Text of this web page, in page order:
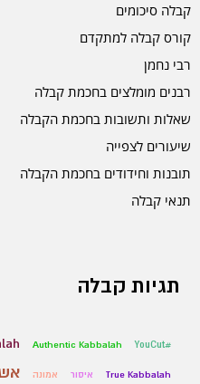
קבלה סיכומים
קורס קבלה למתקדם
רבי נחמן
רבנים מומלצים בחכמת קבלה
שאלות ותשובות בחכמת הקבלה
שיעורים לצפייה
תובנות וחידודים בחכמת הקבלה
תנאי קבלה
תגיות קבלה
#YouCut
Authentic Kabbalah
True Kabbalah איסור אמונה